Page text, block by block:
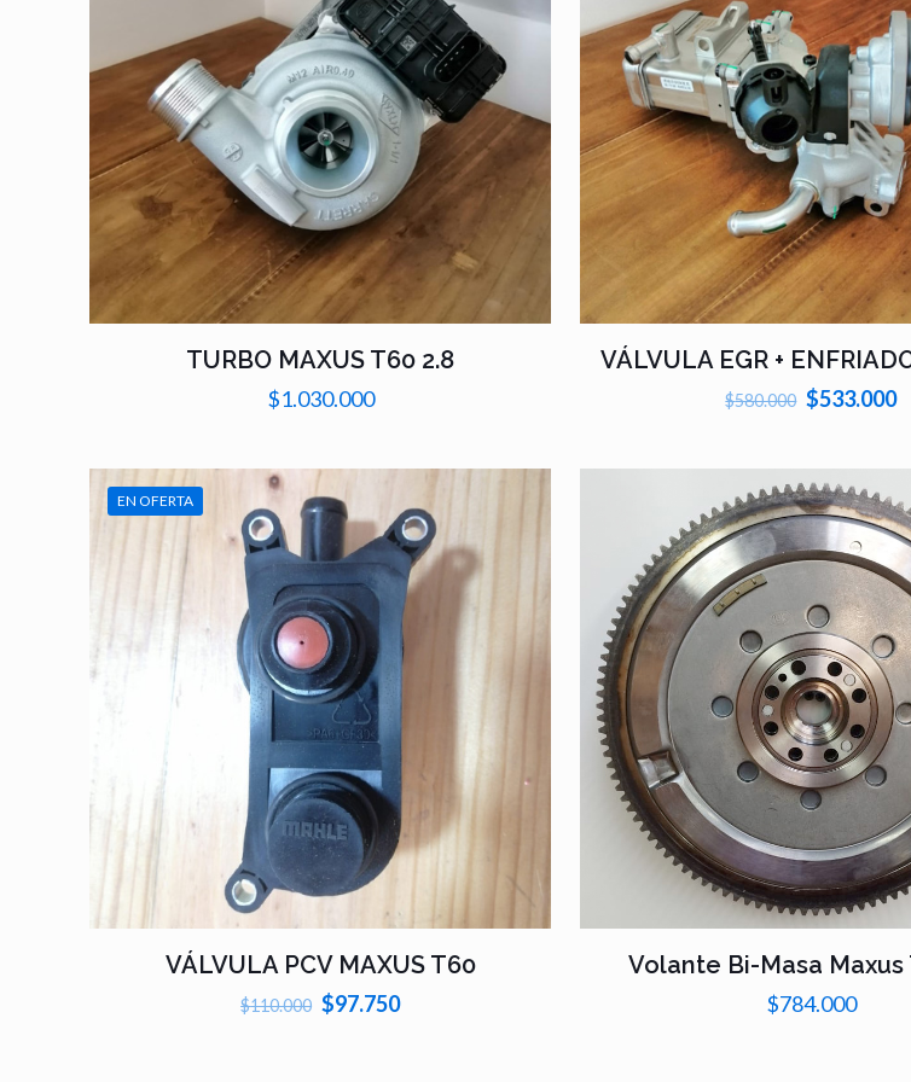
TURBO MAXUS T60 2.8
$1.030.000
VÁLVULA EGR +
$580.000 El
original
era:
$580.000.
$533.000El
es:
EN OFERTA
VÁLVULA PCV MAXUS T60
$110.000 El
$97.750El
Volante Bi-Masa Maxus
$784.000